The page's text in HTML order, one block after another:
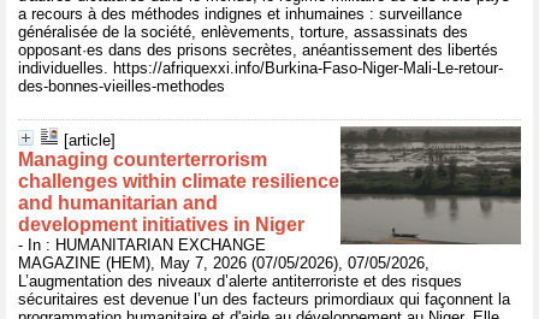
a recours à des méthodes indignes et inhumaines : surveillance
généralisée de la société, enlèvements, torture, assassinats des
opposant·es dans des prisons secrètes, anéantissement des libertés
individuelles. https://afriquexxi.info/Burkina-Faso-Niger-Mali-Le-retour-
des-bonnes-vieilles-methodes
[article]
Managing counterterrorism
challenges within climate resilience
and humanitarian and
development initiatives in Niger
- In : HUMANITARIAN EXCHANGE
MAGAZINE (HEM), May 7, 2026 (07/05/2026), 07/05/2026,
L’augmentation des niveaux d’alerte antiterroriste et des risques
sécuritaires est devenue l’un des facteurs primordiaux qui façonnent la